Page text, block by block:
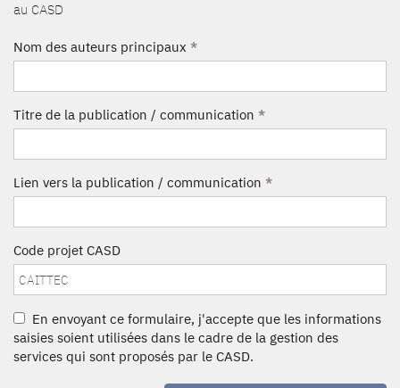
au CASD
Nom des auteurs principaux *
Titre de la publication / communication *
Lien vers la publication / communication *
Code projet CASD
En envoyant ce formulaire, j'accepte que les informations
saisies soient utilisées dans le cadre de la gestion des
services qui sont proposés par le CASD.